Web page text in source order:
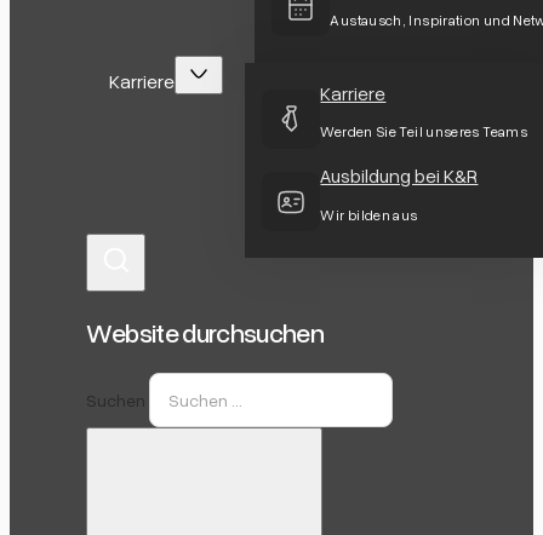
Austausch, Inspiration und
Karriere Karriere
Werden Sie Teil unseres Teams
Ausbildung bei K&R
Wir bilden aus
Website durchsuchen
Suchen